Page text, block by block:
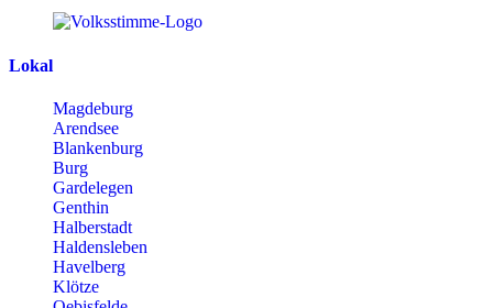
Lokal
Magdeburg
Arendsee
Blankenburg
Burg
Gardelegen
Genthin
Halberstadt
Haldensleben
Havelberg
Klötze